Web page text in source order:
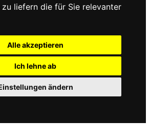
zu liefern die für Sie relevanter
Alle akzeptieren
Ich lehne ab
ändern